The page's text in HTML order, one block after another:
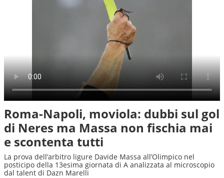
Roma-Napoli, moviola: dubbi sul gol
di Neres ma Massa non fischia mai
e scontenta tutti
La prova dell’arbitro ligure Davide Massa all’Olimpico nel
posticipo della 13esima giornata di A analizzata al microscopio
dal talent di Dazn Marelli